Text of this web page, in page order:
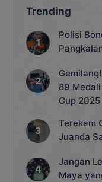
Trending
Polisi
89
Cup 2025
Terekam
Juanda
Jangan
Maya